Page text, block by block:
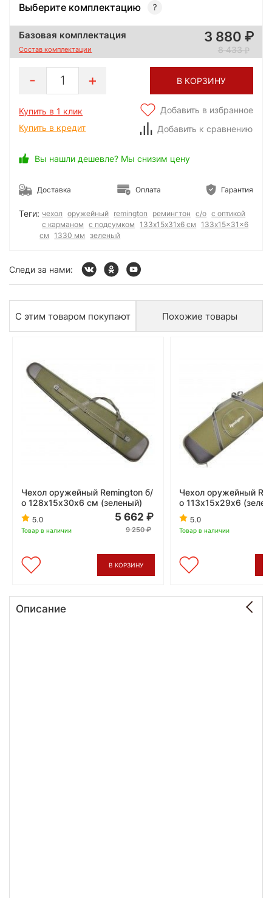
Выберите комплектацию
Базовая комплектация
Состав комплектации
3 880
8 433
1 В КОРЗИНУ
Купить в 1 клик
Купить в кредит
Добавить в избранное
Добавить к сравнению
Вы нашли дешевле? Мы снизим цену
Доставка Оплата Гарантия
Теги: чехол оружейный remington ремингтон с/о с оптикой
с карманом
с подсумком 133х15х31х6 см
133x15x31x6
см
1330 мм зеленый
Следи за нами:
С этим товаром покупают Похожие товары
Чехол оружейный Remington б/
о 128х15х30x6 см (зеленый)
5.0
Товар в наличии
5 662
9 250
В КОРЗИНУ
Чехол оружейный
о 113х15х29х6
5.0
Товар в наличии
Описание